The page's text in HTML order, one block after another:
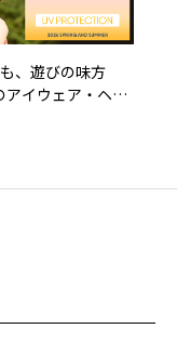
、遊びの味方
アイウェア・ヘッ